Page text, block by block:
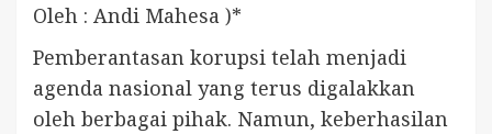
Oleh : Andi Mahesa )*
Pemberantasan korupsi telah menjadi
agenda nasional yang terus digalakkan
oleh berbagai pihak. Namun, keberhasilan